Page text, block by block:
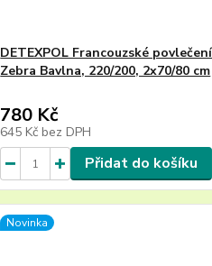
DETEXPOL Francouzské povlečení
Zebra Bavlna, 220/200, 2x70/80 cm
780 Kč
645 Kč bez DPH
Přidat do košíku
Novinka